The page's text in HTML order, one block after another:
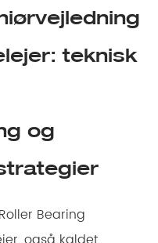
teknisk
og
Bearing